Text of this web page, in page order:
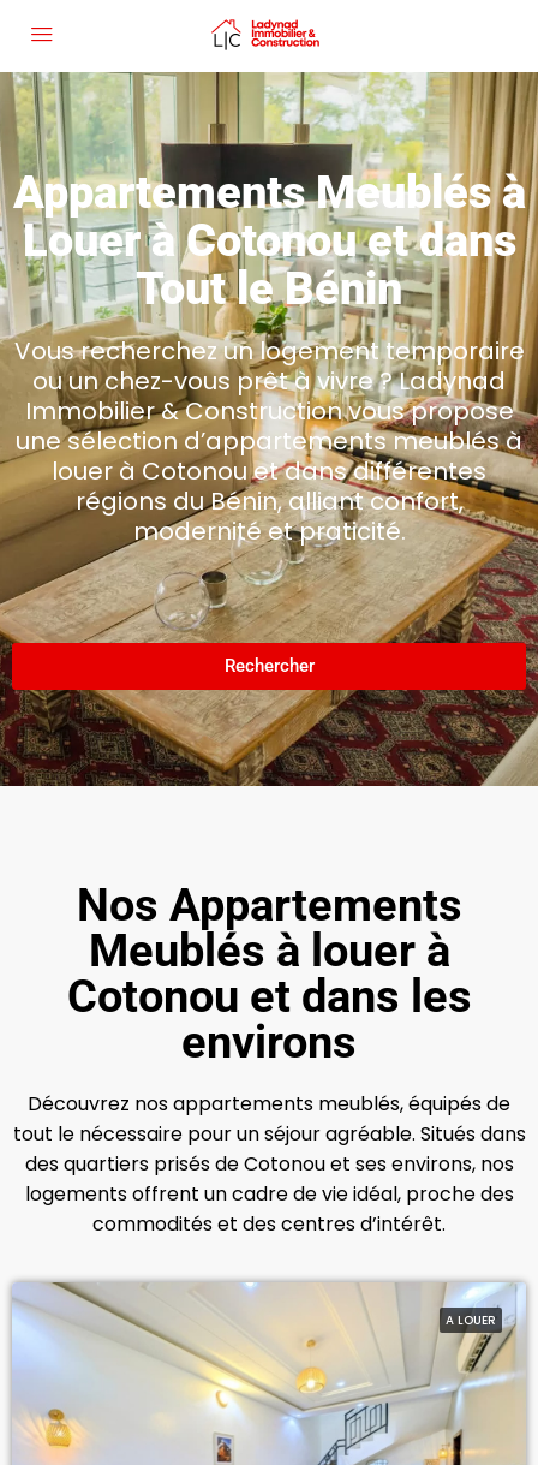
Appartements Meublés à
Louer à Cotonou et dans
Tout le Bénin
Vous recherchez un logement temporaire
ou un chez-vous prêt à vivre ? Ladynad
Immobilier & Construction vous propose
une sélection d’appartements meublés à
louer à Cotonou et dans différentes
régions du Bénin, alliant confort,
modernité et praticité.
Rechercher
Nos Appartements
Meublés à louer à
Cotonou et dans les
environs
Découvrez nos appartements meublés, équipés de
tout le nécessaire pour un séjour agréable. Situés dans
des quartiers prisés de Cotonou et ses environs, nos
logements offrent un cadre de vie idéal, proche des
commodités et des centres d’intérêt.
A LOUER